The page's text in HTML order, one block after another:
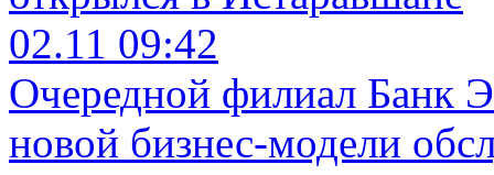
02.11 09:42
Очередной филиал Банк
новой бизнес-модели